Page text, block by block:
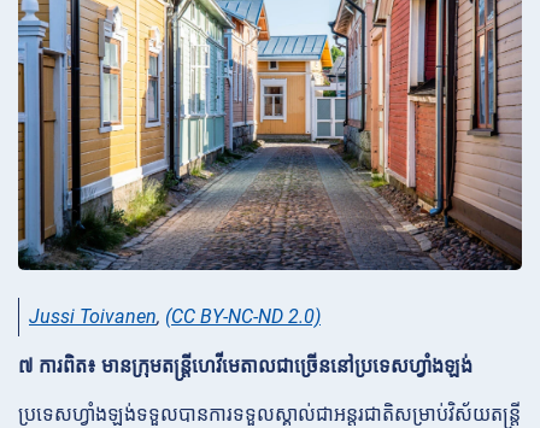
Jussi Toivanen, (CC BY-NC-ND 2.0)
៧ ការពិត៖ មានក្រុមតន្ត្រីហេវីមេតាលជាច្រើននៅប្រទេសហ្វាំងឡង់
ប្រទេសហ្វាំងឡង់ទទួលបានការទទួលស្គាល់ជាអន្តរជាតិសម្រាប់វិស័យតន្ត្រី